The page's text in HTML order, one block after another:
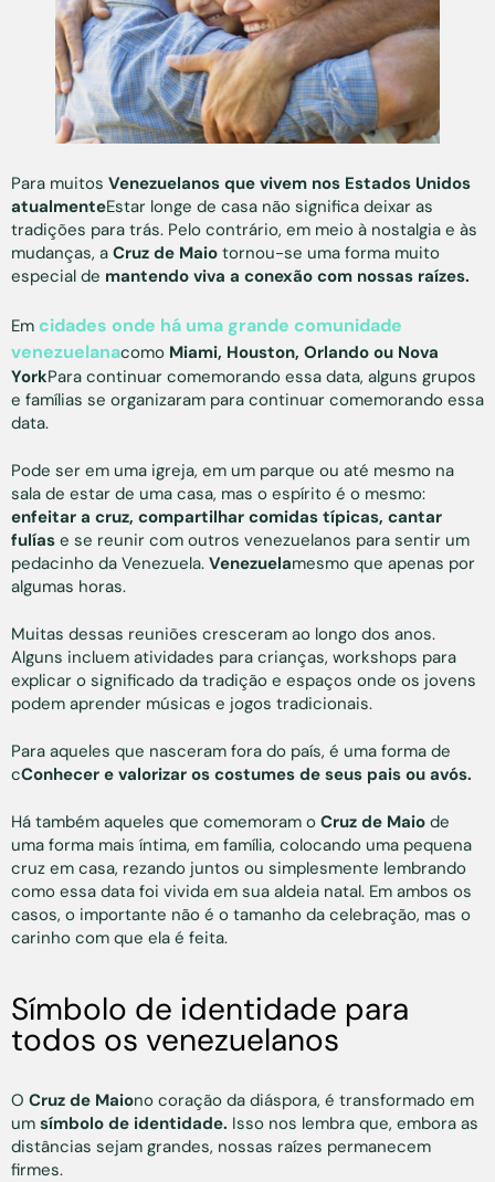
Para muitos Venezuelanos que vivem nos Estados Unidos
atualmenteEstar longe de casa não significa deixar as
tradições para trás. Pelo contrário, em meio à nostalgia e às
mudanças, a Cruz de Maio tornou-se uma forma muito
especial de mantendo viva a conexão com nossas raízes.
Em cidades onde há uma grande comunidade
venezuelanacomo Miami, Houston, Orlando ou Nova
YorkPara continuar comemorando essa data, alguns grupos
e famílias se organizaram para continuar comemorando essa
data.
Pode ser em uma igreja, em um parque ou até mesmo na
sala de estar de uma casa, mas o espírito é o mesmo:
enfeitar a cruz, compartilhar comidas típicas, cantar
fulías e se reunir com outros venezuelanos para sentir um
pedacinho da Venezuela. Venezuelamesmo que apenas por
algumas horas.
Muitas dessas reuniões cresceram ao longo dos anos.
Alguns incluem atividades para crianças, workshops para
explicar o significado da tradição e espaços onde os jovens
podem aprender músicas e jogos tradicionais.
Para aqueles que nasceram fora do país, é uma forma de
cConhecer e valorizar os costumes de seus pais ou avós.
Há também aqueles que comemoram o Cruz de Maio de
uma forma mais íntima, em família, colocando uma pequena
cruz em casa, rezando juntos ou simplesmente lembrando
como essa data foi vivida em sua aldeia natal. Em ambos os
casos, o importante não é o tamanho da celebração, mas o
carinho com que ela é feita.
Símbolo de identidade para
todos os venezuelanos
O Cruz de Maiono coração da diáspora, é transformado em
um símbolo de identidade. Isso nos lembra que, embora as
distâncias sejam grandes, nossas raízes permanecem
firmes.